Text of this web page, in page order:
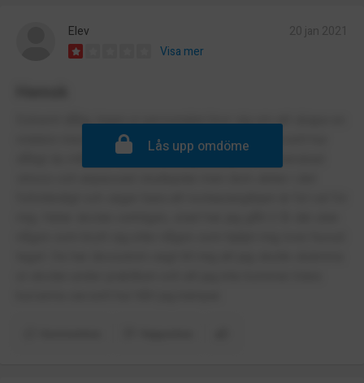
Elev
Visa mer
Extremt dålig, ingen ur personalen bryr sig om att skapa en
relation med eleverna och de hjälper en inte oavsett hur
dåligt du mår. Har flera läkarintyg att jag ska få minskad
Lås upp omdöme